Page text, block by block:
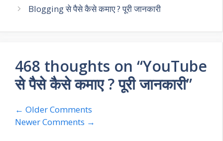
Blogging से पैसे कैसे कमाए ? पूरी जानकारी
468 thoughts on “YouTube
से पैसे कैसे कमाए ? पूरी जानकारी”
Comment
navigation
← Older Comments
Newer Comments →